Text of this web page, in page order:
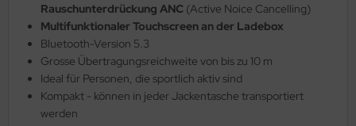
Rauschunterdrückung ANC (Active Noice Cancelling)
Multifunktionaler Touchscreen an der Ladebox
Bluetooth-Version 5.3
Grosse Übertragungsreichweite von bis zu 10 m
Ideal für Personen, die sportlich aktiv sind
Kompakt - können in jeder Jackentasche transportiert
werden